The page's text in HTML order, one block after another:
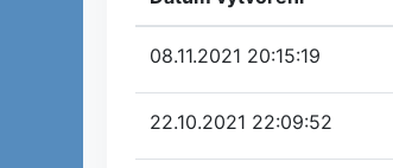
08.11.2021 20:15:19
22.10.2021 22:09:52